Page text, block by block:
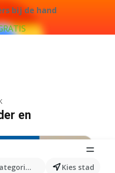
bij de hand
producten...
Kies stad
en